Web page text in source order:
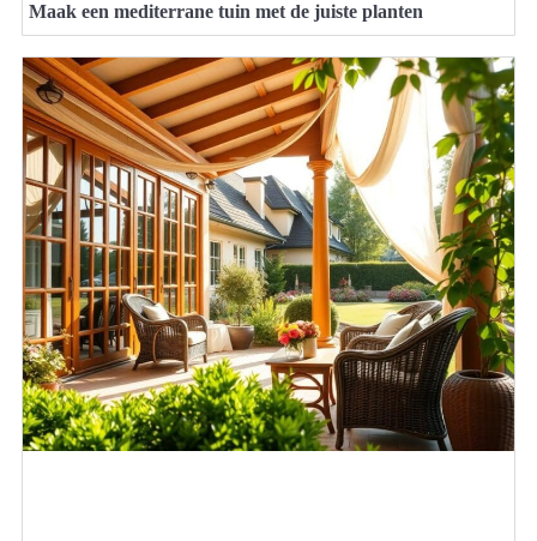
Maak een mediterrane tuin met de juiste planten